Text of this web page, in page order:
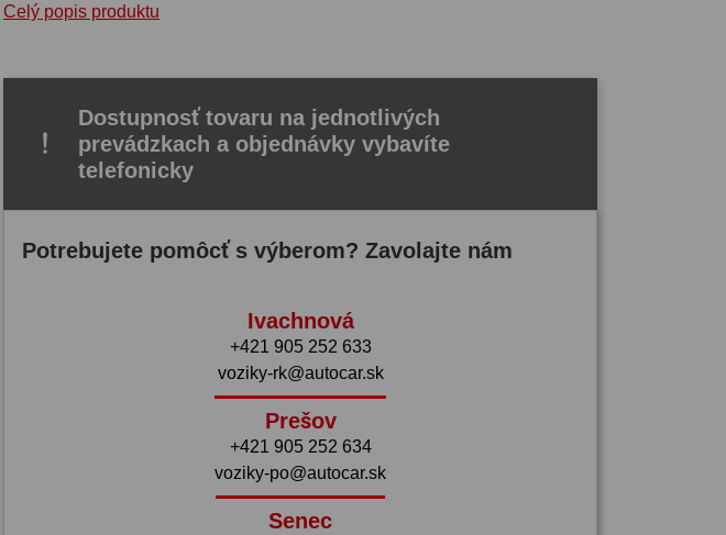
Celý popis produktu
Dostupnosť tovaru na jednotlivých
prevádzkach a objednávky vybavíte
telefonicky
Potrebujete pomôcť s výberom? Zavolajte nám
Ivachnová
+421 905 252 633
voziky-rk@autocar.sk
Prešov
+421 905 252 634
voziky-po@autocar.sk
Senec